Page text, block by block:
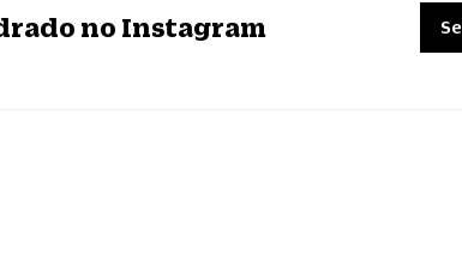
no Instagram